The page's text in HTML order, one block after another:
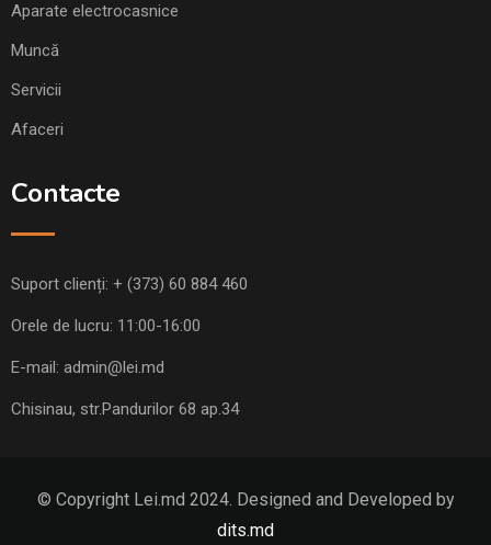
Aparate electrocasnice
Muncă
Servicii
Afaceri
Contacte
Suport clienți: + (373) 60 884 460
Orele de lucru: 11:00-16:00
E-mail: admin@lei.md
Chisinau, str.Pandurilor 68 ap.34
© Copyright Lei.md 2024. Designed and Developed by
dits.md